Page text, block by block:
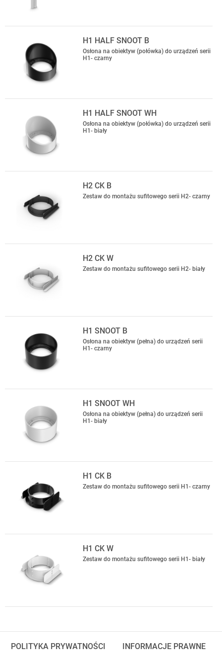
H1 HALF SNOOT B
Osłona na obiektyw (połówka) do urządzeń serii
H1- czarny
H1 HALF SNOOT WH
Osłona na obiektyw (połówka) do urządzeń serii
H1- biały
H2 CK B
Zestaw do montażu sufitowego serii H2- czarny
H2 CK W
Zestaw do montażu sufitowego serii H2- biały
H1 SNOOT B
Osłona na obiektyw (pełna) do urządzeń serii
H1- czarny
H1 SNOOT WH
Osłona na obiektyw (pełna) do urządzeń serii
H1- biały
H1 CK B
Zestaw do montażu sufitowego serii H1- czarny
H1 CK W
Zestaw do montażu sufitowego serii H1- biały
POLITYKA PRYWATNOŚCI INFORMACJE PRAWNE